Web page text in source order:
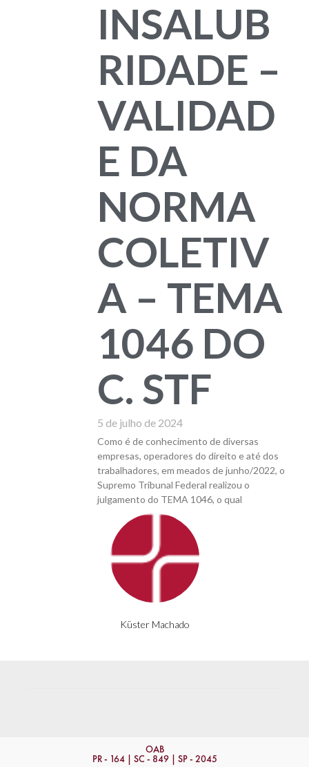
Küster Machado
INSALUB
RIDADE –
VALIDAD
E DA
NORMA
COLETIV
A – TEMA
1046 DO
C. STF
5 de julho de 2024
Como é de conhecimento de diversas
empresas, operadores do direito e até dos
trabalhadores, em meados de junho/2022, o
Supremo Tribunal Federal realizou o
julgamento do TEMA 1046, o qual
OAB
PR - 164 | SC - 849 | SP - 2045